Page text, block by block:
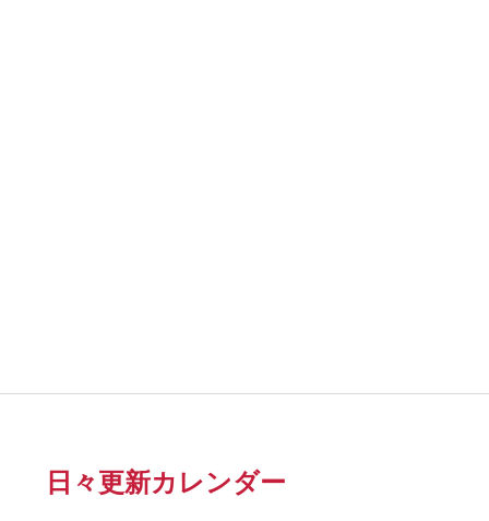
日々更新カレンダー